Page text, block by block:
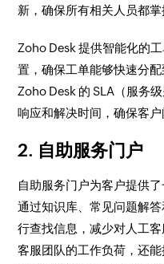
新，确保所有相关人员都掌
Zoho Desk 提供智能化的
置，确保工单能够快速分
Zoho Desk 的 SLA（服务
响应和解决时间，确保客户
2. 自助服务门户
自助服务门户为客户提供
通过知识库、常见问题解
行查找信息，减少对人工
客服团队的工作负荷，还